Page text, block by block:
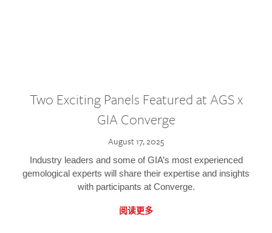
Two Exciting Panels Featured at AGS x
GIA Converge
August 17, 2025
Industry leaders and some of GIA’s most experienced
gemological experts will share their expertise and insights
with participants at Converge.
阅读更多